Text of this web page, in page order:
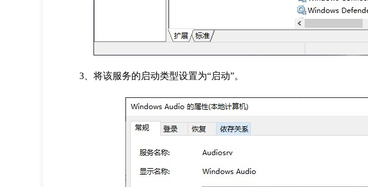
3、将该服务的启动类型设置为“启动”。